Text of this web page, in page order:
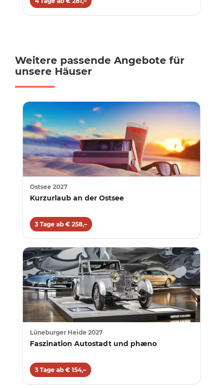
Weitere passende Angebote für
unsere Häuser
Ostsee 2027
Kurzurlaub an der Ostsee
3 Tage ab € 258,–
Lüneburger Heide 2027
Faszination Autostadt und phæno
3 Tage ab € 154,–